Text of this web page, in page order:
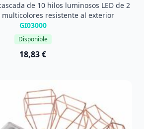
de 10 hilos luminosos LED de 2
multicolores resistente al exterior
GI03000
Disponible
18,83 €